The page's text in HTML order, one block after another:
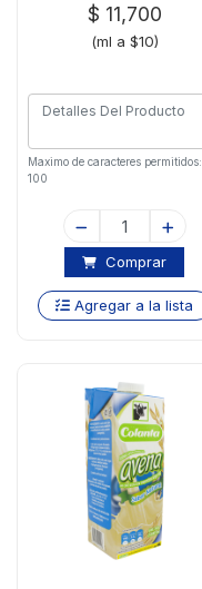
$ 11,700
(ml a $10)
Maximo de caracteres permitidos:
100
Comprar
Agregar a la lista